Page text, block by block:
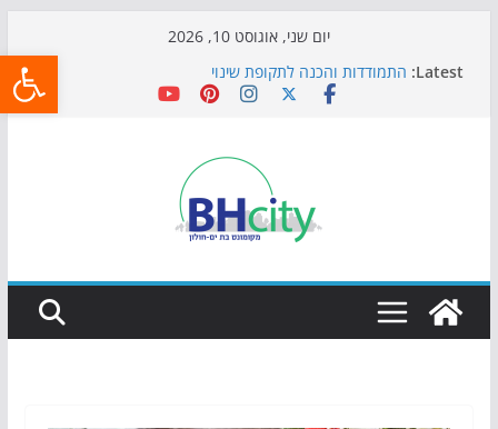
יום שני, אוגוסט 10, 2026
Latest: התמודדות והכנה לתקופת שינוי
אי ההרפתקאות ממשיך לכבוש את הגינות: מאות משפחות
כדורגל באווירה מיוחדת: הקרנת גמר המונדיאל בטרמינל
הקיץ של בני הנוער בבת־ים: חוף הריביירה הופך למרחב
בטוח בשעות הערב